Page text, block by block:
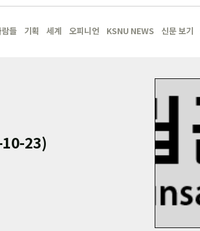
들 기획 세계 오피니언 KSNU NEWS 신문 보기
10-23)